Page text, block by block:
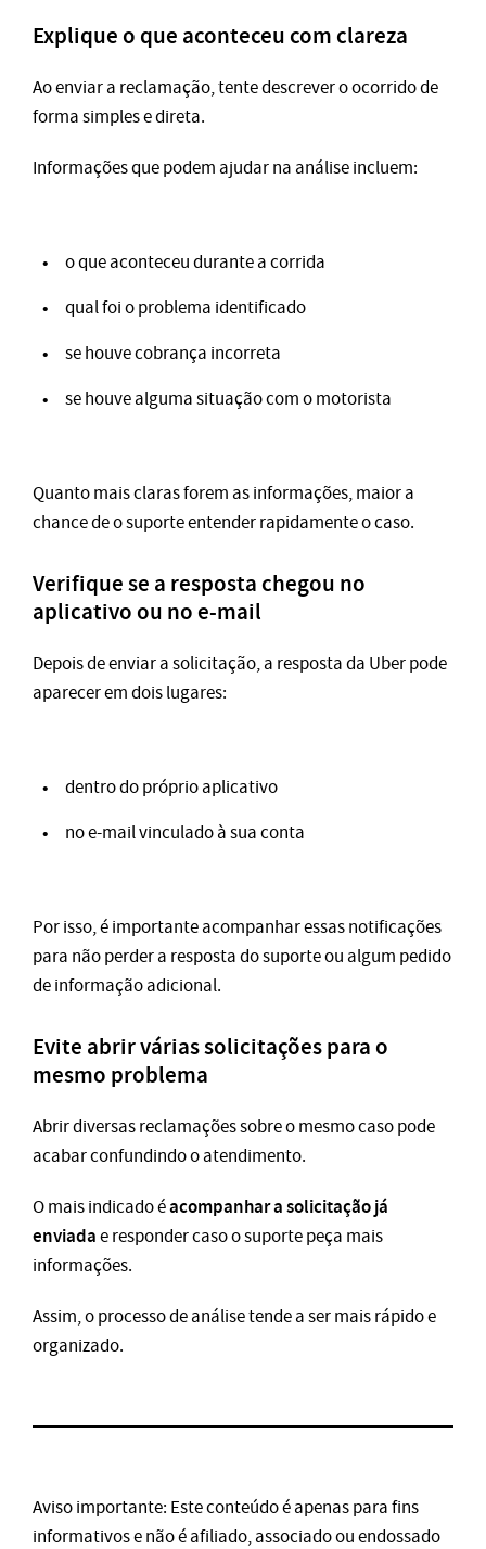
Explique o que aconteceu com clareza
Ao enviar a reclamação, tente descrever o ocorrido de
forma simples e direta.
Informações que podem ajudar na análise incluem:
o que aconteceu durante a corrida
qual foi o problema identificado
se houve cobrança incorreta
se houve alguma situação com o motorista
Quanto mais claras forem as informações, maior a
chance de o suporte entender rapidamente o caso.
Verifique se a resposta chegou no
aplicativo ou no e-mail
Depois de enviar a solicitação, a resposta da Uber pode
aparecer em dois lugares:
dentro do próprio aplicativo
no e-mail vinculado à sua conta
Por isso, é importante acompanhar essas notificações
para não perder a resposta do suporte ou algum pedido
de informação adicional.
Evite abrir várias solicitações para o
mesmo problema
Abrir diversas reclamações sobre o mesmo caso pode
acabar confundindo o atendimento.
O mais indicado éacompanhar a solicitação já
enviadae responder caso o suporte peça mais
informações.
Assim, o processo de análise tende a ser mais rápido e
organizado.
Aviso importante: Este conteúdo é apenas para fins
informativos e não é afiliado, associado ou endossado